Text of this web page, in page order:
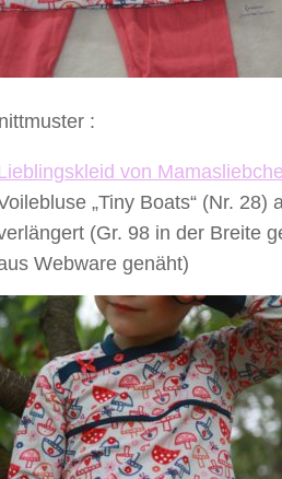
:
von
„Tiny Boats“ (Nr.
(Gr. 98 in der Breite
Webware genäht)